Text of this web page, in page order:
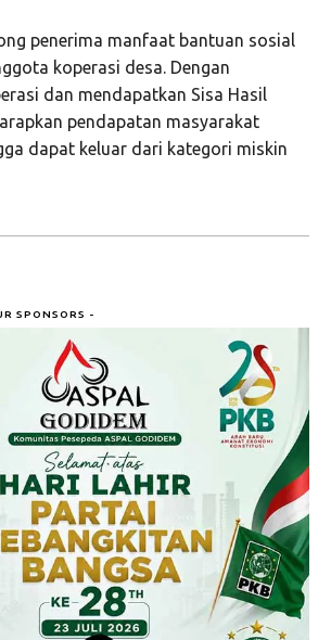
penerima manfaat bantuan sosial
koperasi desa. Dengan
dan mendapatkan Sisa Hasil
pendapatan masyarakat
dapat keluar dari kategori miskin
SPONSORS -